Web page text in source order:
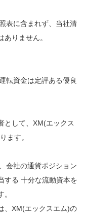
表に含まれず、当社清
りません。
転資金は定評ある優良
として、XM(エックス
ます。
会社の通貨ポジション
する 十分な流動資本を
、XM(エックスエム)の